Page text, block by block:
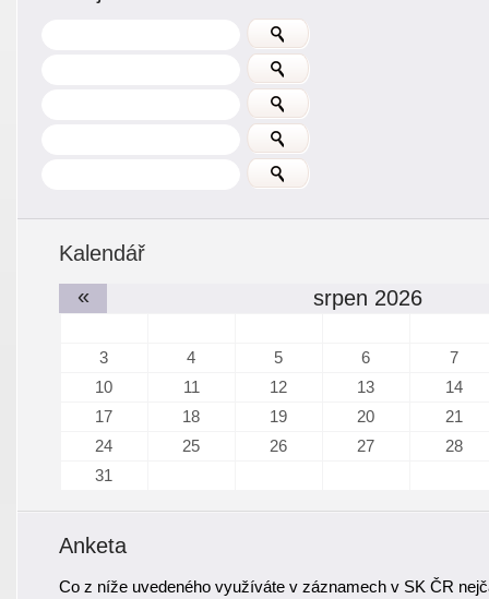
Kalendář
«
srpen 2026
3 4 5 6
7
10
11 12 13
14
17
18 19 20
21
24
25 26 27
28
31
Anketa
Co z níže uvedeného využíváte v záznamech v SK ČR